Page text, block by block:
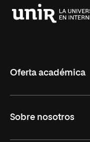
Oferta académica
Derecho
Sobre nosotros